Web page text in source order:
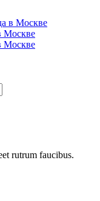
rutrum faucibus.